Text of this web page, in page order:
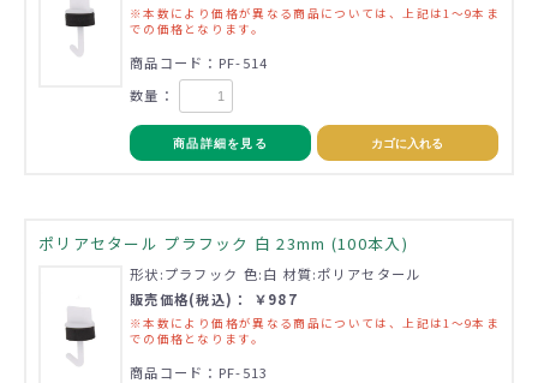
※本数により価格が異なる商品については、上記は1～9本ま
での価格となります。
商品コード：PF-514
数量：
商品詳細を見る カゴに入れる
ポリアセタール プラフック 白 23mm (100本入)
形状:プラフック 色:白 材質:ポリアセタール
販売価格(税込)： ￥987
※本数により価格が異なる商品については、上記は1～9本ま
での価格となります。
商品コード：PF-513